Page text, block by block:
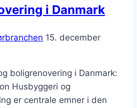
i Danmark
15. december
boligrenovering i Danmark:
Husbyggeri og
er centrale emner i den